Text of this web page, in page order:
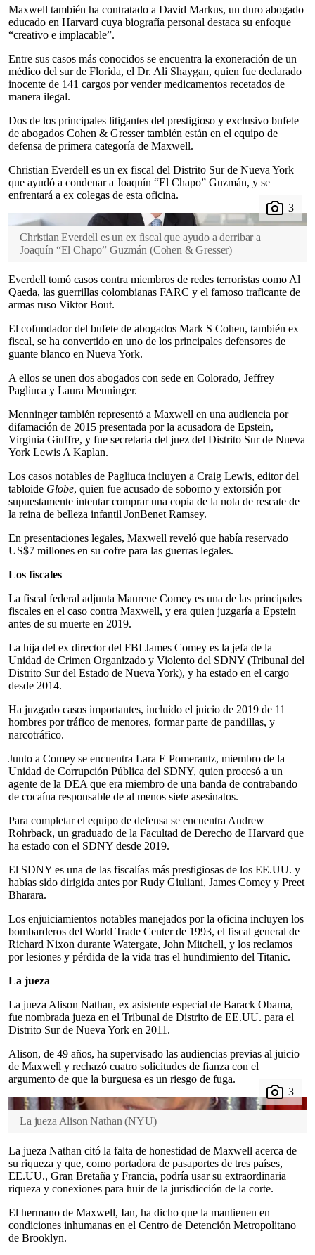
Maxwell también ha contratado a David Markus, un duro abogado
educado en Harvard cuya biografía personal destaca su enfoque
“creativo e implacable”.
Entre sus casos más conocidos se encuentra la exoneración de un
médico del sur de Florida, el Dr. Ali Shaygan, quien fue declarado
inocente de 141 cargos por vender medicamentos recetados de
manera ilegal.
Dos de los principales litigantes del prestigioso y exclusivo bufete
de abogados Cohen & Gresser también están en el equipo de
defensa de primera categoría de Maxwell.
Christian Everdell es un ex fiscal del Distrito Sur de Nueva York
que ayudó a condenar a Joaquín “El Chapo” Guzmán, y se
enfrentará a ex colegas de esta oficina.
Christian Everdell es un ex fiscal que ayudo a derribar a
Joaquín “El Chapo” Guzmán (Cohen & Gresser)
Everdell tomó casos contra miembros de redes terroristas como Al
Qaeda, las guerrillas colombianas FARC y el famoso traficante de
armas ruso Viktor Bout.
El cofundador del bufete de abogados Mark S Cohen, también ex
fiscal, se ha convertido en uno de los principales defensores de
guante blanco en Nueva York.
A ellos se unen dos abogados con sede en Colorado, Jeffrey
Pagliuca y Laura Menninger.
Menninger también representó a Maxwell en una audiencia por
difamación de 2015 presentada por la acusadora de Epstein,
Virginia Giuffre, y fue secretaria del juez del Distrito Sur de Nueva
York Lewis A Kaplan.
Los casos notables de Pagliuca incluyen a Craig Lewis, editor del
tabloide Globe, quien fue acusado de soborno y extorsión por
supuestamente intentar comprar una copia de la nota de rescate de
la reina de belleza infantil JonBenet Ramsey.
En presentaciones legales, Maxwell reveló que había reservado
US$7 millones en su cofre para las guerras legales.
Los fiscales
La fiscal federal adjunta Maurene Comey es una de las principales
fiscales en el caso contra Maxwell, y era quien juzgaría a Epstein
antes de su muerte en 2019.
La hija del ex director del FBI James Comey es la jefa de la
Unidad de Crimen Organizado y Violento del SDNY (Tribunal del
Distrito Sur del Estado de Nueva York), y ha estado en el cargo
desde 2014.
Ha juzgado casos importantes, incluido el juicio de 2019 de 11
hombres por tráfico de menores, formar parte de pandillas, y
narcotráfico.
Junto a Comey se encuentra Lara E Pomerantz, miembro de la
Unidad de Corrupción Pública del SDNY, quien procesó a un
agente de la DEA que era miembro de una banda de contrabando
de cocaína responsable de al menos siete asesinatos.
Para completar el equipo de defensa se encuentra Andrew
Rohrback, un graduado de la Facultad de Derecho de Harvard que
ha estado con el SDNY desde 2019.
El SDNY es una de las fiscalías más prestigiosas de los EE.UU. y
habías sido dirigida antes por Rudy Giuliani, James Comey y Preet
Bharara.
Los enjuiciamientos notables manejados por la oficina incluyen los
bombarderos del World Trade Center de 1993, el fiscal general de
Richard Nixon durante Watergate, John Mitchell, y los reclamos
por lesiones y pérdida de la vida tras el hundimiento del Titanic.
La jueza
La jueza Alison Nathan, ex asistente especial de Barack Obama,
fue nombrada jueza en el Tribunal de Distrito de EE.UU. para el
Distrito Sur de Nueva York en 2011.
Alison, de 49 años, ha supervisado las audiencias previas al juicio
de Maxwell y rechazó cuatro solicitudes de fianza con el
argumento de que la burguesa es un riesgo de fuga.
La jueza Alison Nathan (NYU)
La jueza Nathan citó la falta de honestidad de Maxwell acerca de
su riqueza y que, como portadora de pasaportes de tres países,
EE.UU., Gran Bretaña y Francia, podría usar su extraordinaria
riqueza y conexiones para huir de la jurisdicción de la corte.
El hermano de Maxwell, Ian, ha dicho que la mantienen en
condiciones inhumanas en el Centro de Detención Metropolitano
de Brooklyn.